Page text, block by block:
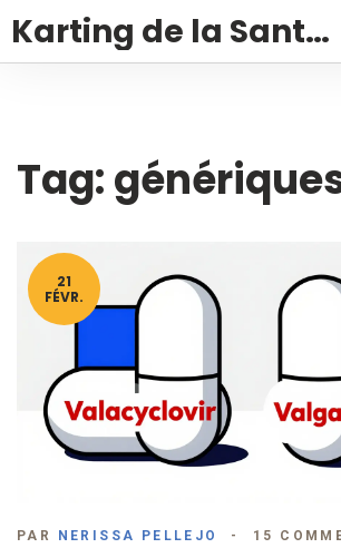
Karting de la Santé – Montalivet
Tag:
21
FÉVR.
PAR NERISSA PELLEJO 15